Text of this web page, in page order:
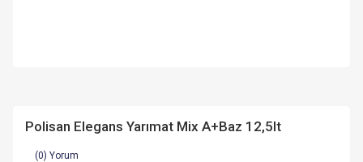
Polisan Elegans Yarımat Mix A+Baz 12,5lt
(0) Yorum